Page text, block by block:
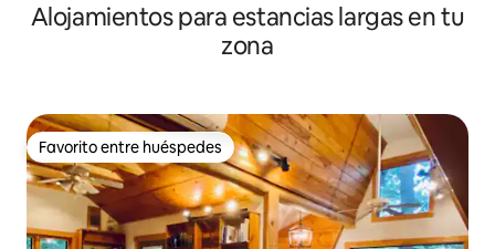
Alojamientos para estancias largas en tu
zona
Favorito entre huéspedes
Favorito entre huéspedes